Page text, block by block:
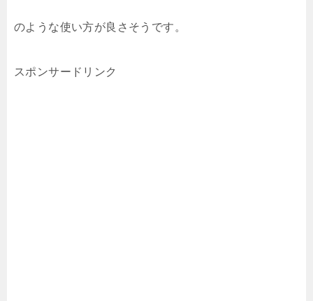
のような使い方が良さそうです。
スポンサードリンク